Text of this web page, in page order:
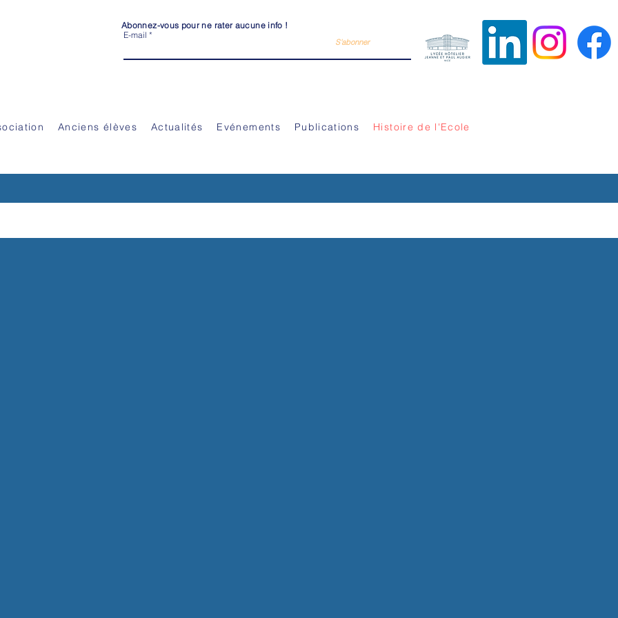
Abonnez-vous pour ne rater aucune info !
E-mail
S'abonner
Anciens élèves Actualités Evénements Publications Histoire de l'Ecole